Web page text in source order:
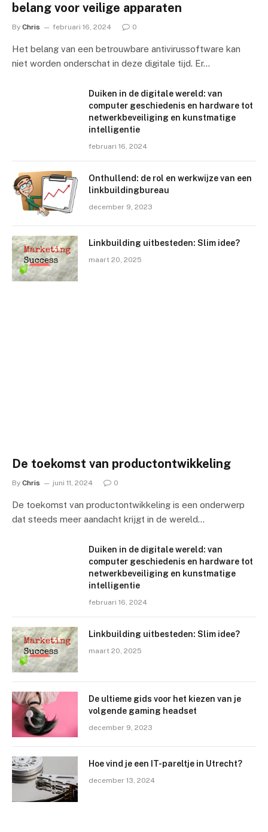
belang voor veilige apparaten
By Chris februari 16, 2024 0
Het belang van een betrouwbare antivirussoftware kan
niet worden onderschat in deze digitale tijd. Er…
Duiken in de digitale wereld: van
computer geschiedenis en hardware tot
netwerkbeveiliging en kunstmatige
intelligentie
februari 16, 2024
Onthullend: de rol en werkwijze van een
linkbuildingbureau
december 9, 2023
Linkbuilding uitbesteden: Slim idee?
maart 20, 2025
De toekomst van productontwikkeling
By Chris juni 11, 2024 0
De toekomst van productontwikkeling is een onderwerp
dat steeds meer aandacht krijgt in de wereld…
Duiken in de digitale wereld: van
computer geschiedenis en hardware tot
netwerkbeveiliging en kunstmatige
intelligentie
februari 16, 2024
Linkbuilding uitbesteden: Slim idee?
maart 20, 2025
De ultieme gids voor het kiezen van je
volgende gaming headset
december 9, 2023
Hoe vind je een IT-pareltje in Utrecht?
december 13, 2024